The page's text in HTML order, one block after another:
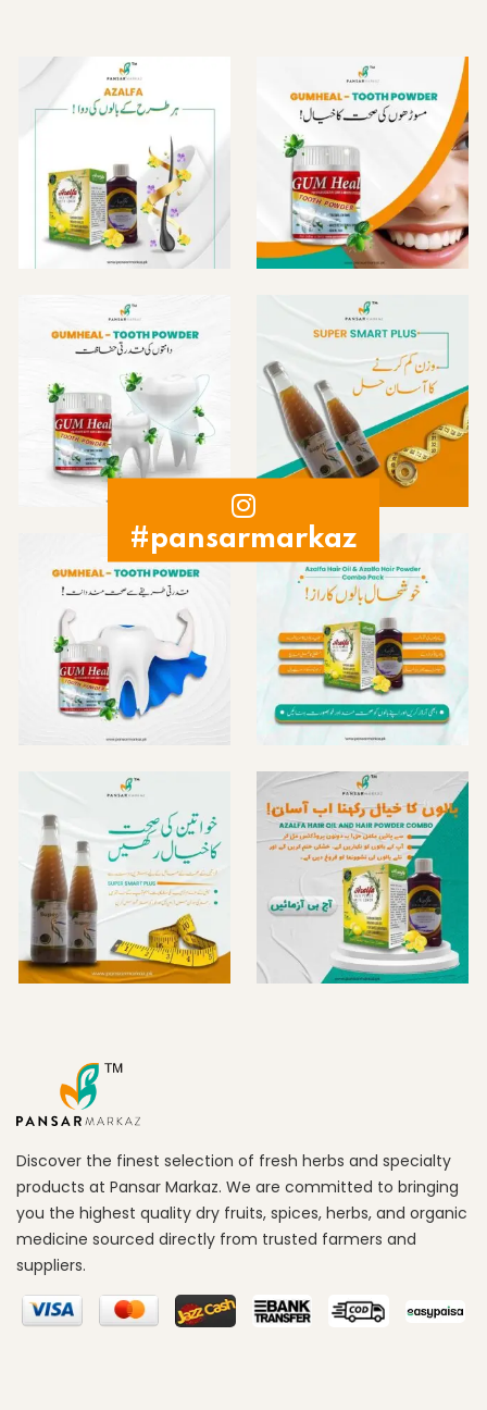
#pansarmarkaz
Discover the finest selection of fresh herbs and specialty
products at Pansar Markaz. We are committed to bringing
you the highest quality dry fruits, spices, herbs, and organic
medicine sourced directly from trusted farmers and
suppliers.